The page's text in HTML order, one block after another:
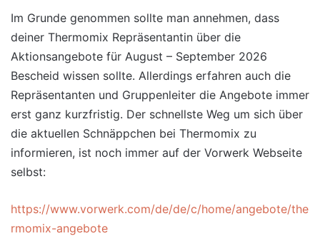
Im Grunde genommen sollte man annehmen, dass
deiner Thermomix Repräsentantin über die
Aktionsangebote für August – September 2026
Bescheid wissen sollte. Allerdings erfahren auch die
Repräsentanten und Gruppenleiter die Angebote immer
erst ganz kurzfristig. Der schnellste Weg um sich über
die aktuellen Schnäppchen bei Thermomix zu
informieren, ist noch immer auf der Vorwerk Webseite
selbst:
https://www.vorwerk.com/de/de/c/home/angebote/the
rmomix-angebote